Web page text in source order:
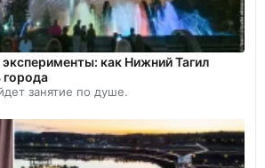
как Нижний Тагил
города
занятие по душе.